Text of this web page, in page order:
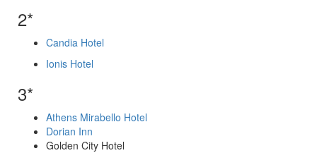
2*
Candia Hotel
Ionis Hotel
3*
Athens Mirabello Hotel
Dorian Inn
Golden City Hotel